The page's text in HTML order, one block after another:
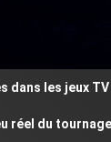
les jeux TV de
du tournage